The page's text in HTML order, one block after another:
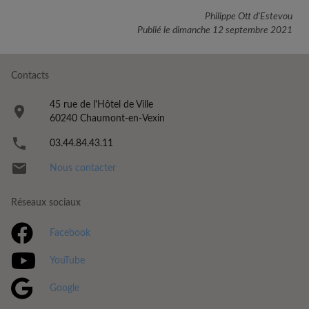
Philippe Ott d'Estevou
Publié le dimanche 12 septembre 2021
Contacts
45 rue de l'Hôtel de Ville
60240 Chaumont-en-Vexin
03.44.84.43.11
Nous contacter
Réseaux sociaux
Facebook
YouTube
Google